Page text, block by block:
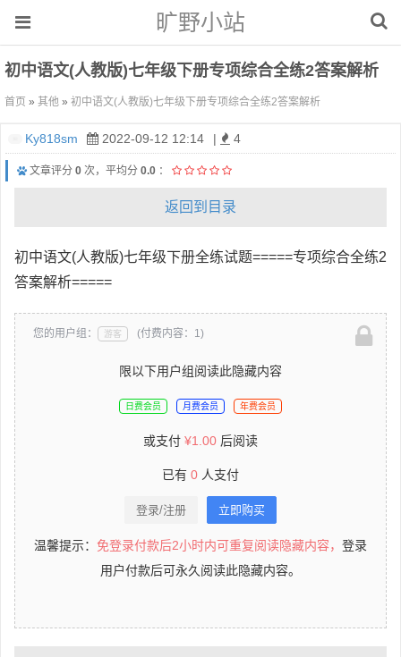
旷野小站
初中语文(人教版)七年级下册专项综合全练2答案解析
首页 » 其他 » 初中语文(人教版)七年级下册专项综合全练2答案解析
Ky818sm 2022-09-12 12:14 | 4
文章评分 0 次，平均分 0.0 ：
返回到目录
初中语文(人教版)七年级下册全练试题=====专项综合全练2
答案解析=====
您的用户组： 游客 (付费内容：1)
限以下用户组阅读此隐藏内容
日费会员 月费会员 年费会员
或支付 ¥1.00 后阅读
已有 0 人支付
登录/注册 立即购买
温馨提示： 免登录付款后2小时内可重复阅读隐藏内容， 登录
用户付款后可永久阅读此隐藏内容。